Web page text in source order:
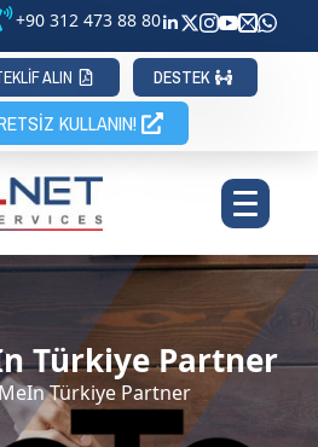
+90 312 473 88 80
ALIN DESTEK
KULLANIN!
Türkiye Partner
Türkiye Partner